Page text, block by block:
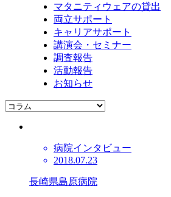
マタニティウェアの貸出
両立サポート
キャリアサポート
講演会・セミナー
調査報告
活動報告
お知らせ
病院インタビュー
2018.07.23
長崎県島原病院